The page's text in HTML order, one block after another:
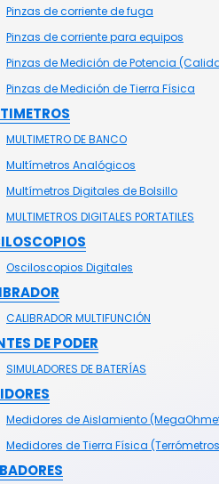
Pinzas de corriente de fuga
Pinzas de corriente para equipos
Pinzas de Medición de Potencia
Pinzas de Medición de Tierra Física
MULTIMETRO DE BANCO
Multímetros Analógicos
Multímetros Digitales de Bolsillo
MULTIMETROS DIGITALES PORTATILES
Osciloscopios Digitales
CALIBRADOR MULTIFUNCIÓN
DE PODER
SIMULADORES DE BATERÍAS
Medidores de Aislamiento
Medidores de Tierra Física